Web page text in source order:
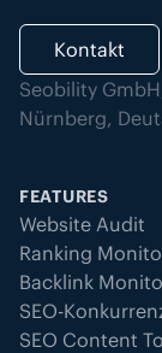
Kontakt
Seobility
Nürnberg,
FEATURES
Website Audit
Ranking
Backlink
SEO-
SEO Content